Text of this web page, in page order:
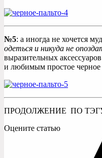
№5: а иногда не хочется
одеться и никуда не
выразительных
и любимым простое черное
ПРОДОЛЖЕНИЕ ПО
Оцените статью